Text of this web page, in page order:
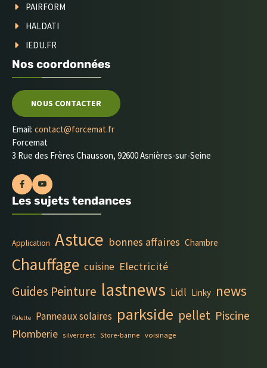
PAIRFORM
HALDATI
IEDU.FR
Nos coordonnées
NOUS CONTACTER
Email: contact@forcemat.fr
Forcemat
3 Rue des Frères Chausson, 92600 Asnières-sur-Seine
Les sujets tendances
Application Astuce bonnes affaires Chambre
Chauffage cuisine Electricité
Guides Peinture lastnews Lidl Linky news
Palette Panneaux solaires parkside pellet Piscine
Plomberie silvercrest Store-banne voisinage